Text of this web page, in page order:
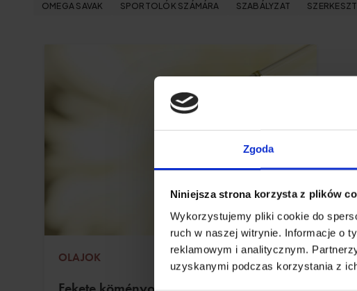
Zgoda
Niniejsza strona korzysta z plików
Wykorzystujemy pliki cookie do
ruch w naszej witrynie. Informacje o
reklamowym i analitycznym.
uzyskanymi podczas korzystania z
OMEGA SAVAK
SPORTOLÓK SZÁMÁRA SZABÁLYZAT
OLAJOK